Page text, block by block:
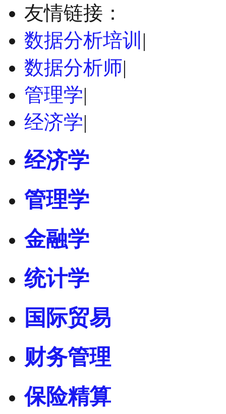
友情链接：
数据分析培训 |
数据分析师|
管理学|
经济学|
经济学
管理学
金融学
统计学
国际贸易
财务管理
保险精算